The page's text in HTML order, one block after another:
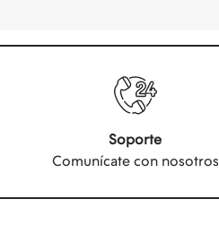
Soporte
Comunícate con nosotros